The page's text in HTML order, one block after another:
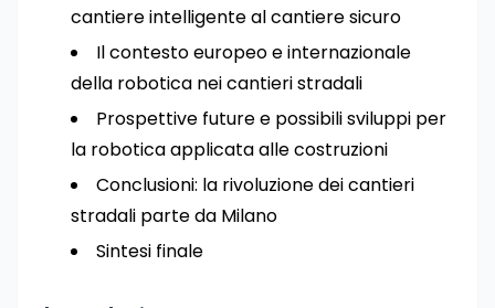
cantiere intelligente al cantiere sicuro
Il contesto europeo e internazionale
della robotica nei cantieri stradali
Prospettive future e possibili sviluppi per
la robotica applicata alle costruzioni
Conclusioni: la rivoluzione dei cantieri
stradali parte da Milano
Sintesi finale